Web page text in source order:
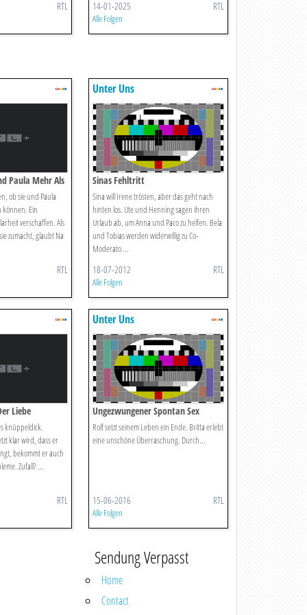
RTL 14-01-2025 RTL
Alle Folgen
Paula Mehr Als
ob sie und Paula
können. Ein
verschaffen. Als
zumacht, glaubt Na
RTL
Unter Uns
Sinas Fehltritt
Sina will Irene trösten, aber das geht nach
hinten los. Ute und Henning sagen ihren
Urlaub ab, um Anna und Paco zu helfen. Bela
und Tobias werden widerwillig zu Co-
Moderato ...
18-07-2012 RTL
Alle Folgen
Liebe
knüppeldick.
klar wird, dass er
bekommt er auch
Zufall? ...
RTL
Unter Uns
Ungezwungener Spontan Sex
Rolf setzt seinem Leben ein Ende. Britta erlebt
eine unschöne Überraschung. Durch...
15-06-2016 RTL
Alle Folgen
Sendung Verpasst
Home
Contact